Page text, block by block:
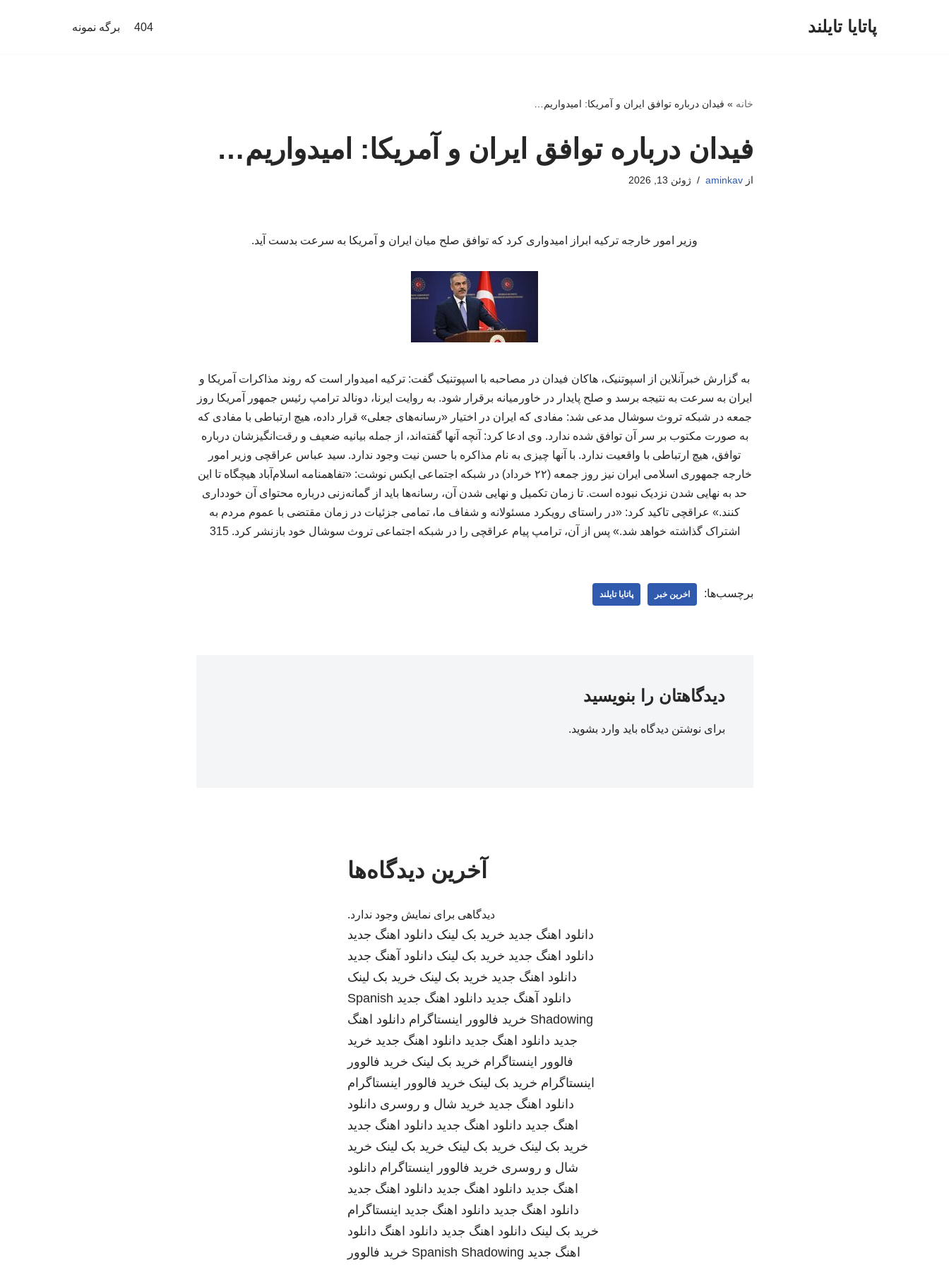
پاتایا تایلند 404 برگه نمونه
خانه » فیدان درباره توافق ایران و آمریکا: امیدواریم…
فیدان درباره توافق ایران و آمریکا: امیدواریم…
ازaminkav ژوئن 13, 2026
وزیر امور خارجه ترکیه ابراز امیدواری کرد که توافق صلح میان ایران و آمریکا به سرعت بدست آید.
به گزارش خبرآنلاین از اسپوتنیک،‌ هاکان فیدان در مصاحبه با اسپوتنیک گفت: ترکیه امیدوار است که روند مذاکرات آمریکا و
ایران به سرعت به نتیجه برسد و صلح پایدار در خاورمیانه برقرار شود. به روایت ایرنا، دونالد ‏ترامپ رئیس جمهور آمریکا روز
جمعه در شبکه تروث سوشال مدعی شد: مفادی که ایران در اختیار «رسانه‌های جعلی» قرار داده، هیچ ارتباطی با مفادی که
به صورت مکتوب بر سر آن توافق شده ندارد. وی ادعا کرد: آنچه آنها گفته‌اند، از جمله بیانیه ضعیف و رقت‌انگیزشان درباره
توافق، هیچ ارتباطی با واقعیت ندارد. با آنها چیزی به نام مذاکره با حسن نیت وجود ندارد. سید عباس عراقچی وزیر امور
خارجه جمهوری اسلامی ایران نیز روز جمعه (۲۲ خرداد) در شبکه اجتماعی ایکس نوشت: «تفاهمنامه اسلام‌آباد هیچگاه تا این
حد به نهایی شدن نزدیک نبوده است. تا زمان تکمیل و نهایی شدن آن، رسانه‌ها باید از گمانه‌زنی درباره محتوای آن خودداری
کنند.» عراقچی تاکید کرد: «در راستای رویکرد مسئولانه و شفاف ما، تمامی جزئیات در زمان مقتضی با عموم مردم به
اشتراک گذاشته خواهد شد.» پس از آن، ترامپ پیام عراقچی را در شبکه اجتماعی تروث سوشال خود بازنشر کرد. 315
برچسب‌ها: اخرین خبر پاتایا تایلند
دیدگاهتان را بنویسید
برای نوشتن دیدگاه باید وارد بشوید.
آخرین دیدگاه‌ها
دیدگاهی برای نمایش وجود ندارد.
دانلود اهنگ جدید خرید بک لینک دانلود اهنگ جدید
دانلود اهنگ جدید خرید بک لینک دانلود آهنگ جدید
دانلود اهنگ جدید خرید بک لینک خرید بک لینک
دانلود آهنگ جدید دانلود اهنگ جدید Spanish
Shadowing خرید فالوور اینستاگرام دانلود اهنگ
جدید دانلود اهنگ جدید دانلود اهنگ جدید خرید
فالوور اینستاگرام خرید بک لینک خرید فالوور
اینستاگرام خرید بک لینک خرید فالوور اینستاگرام
دانلود اهنگ جدید خرید شال و روسری دانلود
اهنگ جدید دانلود اهنگ جدید دانلود اهنگ جدید
خرید بک لینک خرید بک لینک خرید بک لینک خرید
شال و روسری خرید فالوور اینستاگرام دانلود
اهنگ جدید دانلود اهنگ جدید دانلود اهنگ جدید
دانلود اهنگ جدید دانلود اهنگ جدید اینستاگرام
خرید بک لینک دانلود اهنگ جدید دانلود اهنگ دانلود
اهنگ جدید Spanish Shadowing خرید فالوور